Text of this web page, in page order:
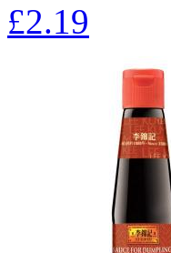
£2.19